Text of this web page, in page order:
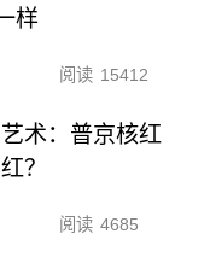
样
阅读 15412
术：普京核红
？
阅读 4685